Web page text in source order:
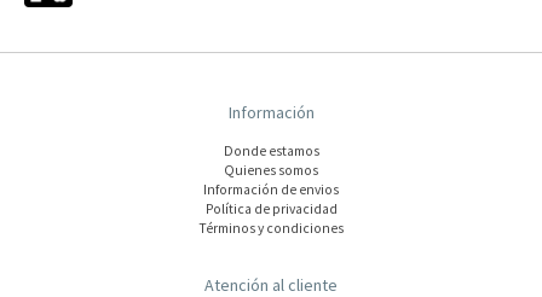
Información
Donde estamos
Quienes somos
Información de envios
Polí­tica de privacidad
Términos y condiciones
Atención al cliente